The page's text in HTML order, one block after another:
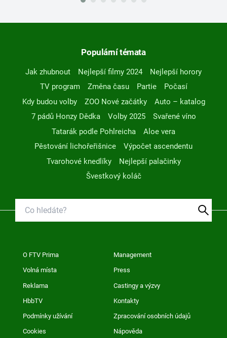
Populární témata
Jak zhubnout Nejlepší filmy 2024
Nejlepší horory
TV program
Změna času Partie
Počasí
Kdy budou volby
ZOO Nové začátky
Auto – katalog
7 pádů Honzy Dědka
Volby 2025
Svařené víno
Tatarák podle Pohlreicha
Aloe vera
Pěstování lichořeřišnice
Výpočet ascendentu
Tvarohové knedlíky
Nejlepší palačinky
Švestkový koláč
O FTV Prima Management
Volná místa Press
Reklama Castingy a výzvy
HbbTV Kontakty
Podmínky užívání Zpracování osobních údajů
Cookies Nápověda